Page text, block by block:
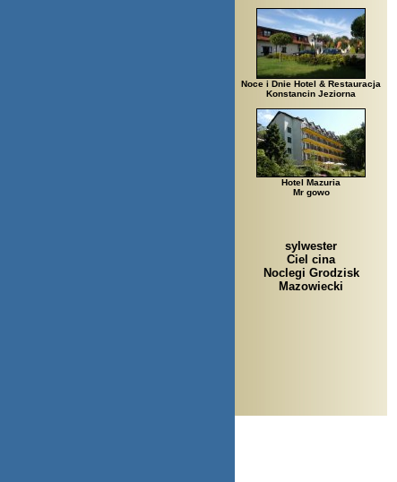
Noce i Dnie Hotel & Restauracja
Konstancin Jeziorna
Hotel Mazuria
Mr gowo
sylwester
Ciel cina
Noclegi Grodzisk
Mazowiecki